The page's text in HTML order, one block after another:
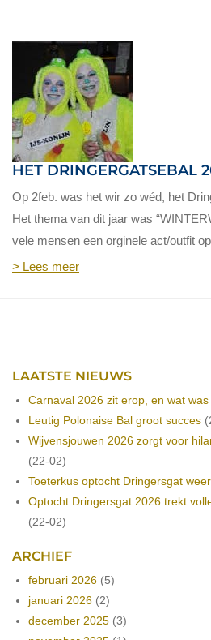
HET DRINGERGATSEBAL
Op 2feb. was het wir zo wéd, het
Het thema van dit jaar was
vele mensen een orginele act/outfit
> Lees meer
LAATSTE NIEUWS
Carnaval 2026 zit erop, en wat
Leutig Polonaise Bal groot succes
Wijvensjouwen 2026 zorgt voor
(22-02)
Toeterkus optocht Dringersgat
Optocht Dringersgat 2026 trekt
(22-02)
ARCHIEF
februari 2026 (5)
januari 2026 (2)
december 2025 (3)